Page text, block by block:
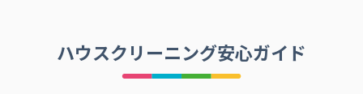
ハウスクリーニング安心ガイド